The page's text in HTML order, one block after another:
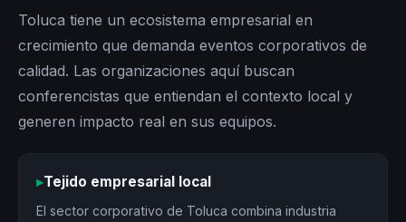
Toluca tiene un ecosistema empresarial en
crecimiento que demanda eventos corporativos de
calidad. Las organizaciones aquí buscan
conferencistas que entiendan el contexto local y
generen impacto real en sus equipos.
▸Tejido empresarial local
El sector corporativo de Toluca combina industria